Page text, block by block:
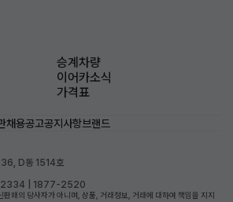
승계차량
이어카소식
가격표
채용공고공지사항브랜드
D동 1514호
| 1877-2520
매의 당사자가 아니며, 상품, 거래정보, 거래에 대하여 책임을 지지